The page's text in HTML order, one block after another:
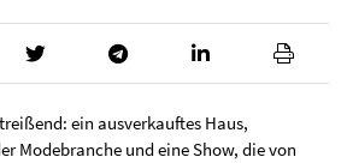
ein ausverkauftes Haus,
Modebranche und eine Show, die von